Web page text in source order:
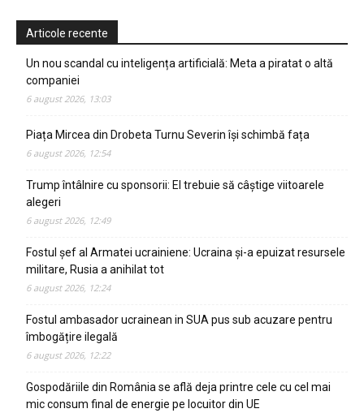
Articole recente
Un nou scandal cu inteligența artificială: Meta a piratat o altă
companiei
6 august 2026, 13:03
Piața Mircea din Drobeta Turnu Severin își schimbă fața
6 august 2026, 12:54
Trump întâlnire cu sponsorii: El trebuie să câștige viitoarele
alegeri
6 august 2026, 12:49
Fostul șef al Armatei ucrainiene: Ucraina și-a epuizat resursele
militare, Rusia a anihilat tot
6 august 2026, 12:24
Fostul ambasador ucrainean in SUA pus sub acuzare pentru
îmbogățire ilegală
6 august 2026, 12:22
Gospodăriile din România se află deja printre cele cu cel mai
mic consum final de energie pe locuitor din UE